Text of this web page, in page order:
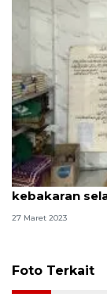
Gulkarmat
kebakaran
27 Maret 2023
Foto Terkait